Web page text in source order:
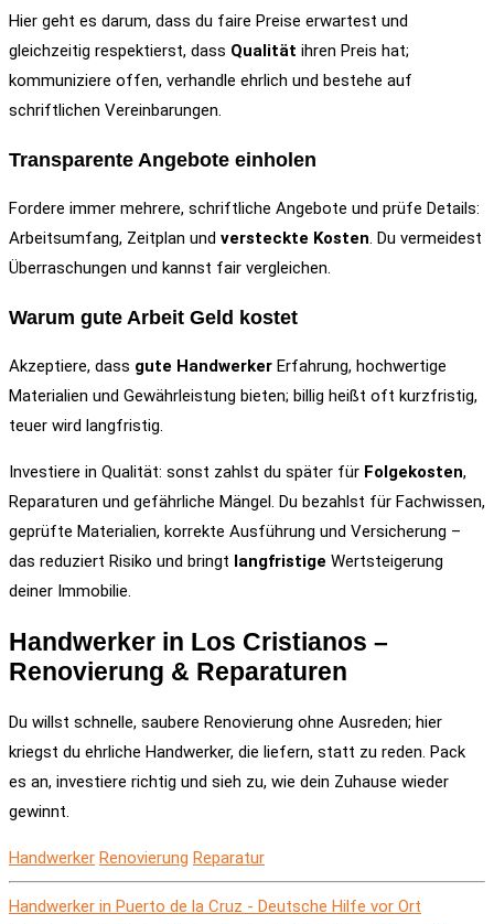
Hier geht es darum, dass du faire Preise erwartest und
gleichzeitig respektierst, dass Qualität ihren Preis hat;
kommuniziere offen, verhandle ehrlich und bestehe auf
schriftlichen Vereinbarungen.
Transparente Angebote einholen
Fordere immer mehrere, schriftliche Angebote und prüfe Details:
Arbeitsumfang, Zeitplan und versteckte Kosten. Du vermeidest
Überraschungen und kannst fair vergleichen.
Warum gute Arbeit Geld kostet
Akzeptiere, dass gute Handwerker Erfahrung, hochwertige
Materialien und Gewährleistung bieten; billig heißt oft kurzfristig,
teuer wird langfristig.
Investiere in Qualität: sonst zahlst du später für Folgekosten,
Reparaturen und gefährliche Mängel. Du bezahlst für Fachwissen,
geprüfte Materialien, korrekte Ausführung und Versicherung –
das reduziert Risiko und bringt langfristige Wertsteigerung
deiner Immobilie.
Handwerker in Los Cristianos –
Renovierung & Reparaturen
Du willst schnelle, saubere Renovierung ohne Ausreden; hier
kriegst du ehrliche Handwerker, die liefern, statt zu reden. Pack
es an, investiere richtig und sieh zu, wie dein Zuhause wieder
gewinnt.
Handwerker Renovierung Reparatur
Handwerker in Puerto de la Cruz - Deutsche Hilfe vor Ort